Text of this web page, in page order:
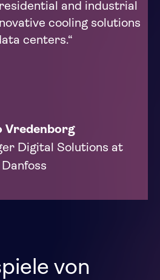
and industrial
cooling solutions
centers.“
Vredenborg
Digital Solutions at
Danfoss
von